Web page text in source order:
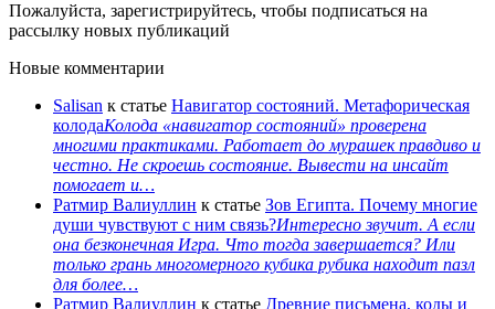
Пожалуйста, зарегистрируйтесь, чтобы подписаться на
рассылку новых публикаций
Новые комментарии
Salisan к статье Навигатор состояний. Метафорическая
колодаКолода «навигатор состояний» проверена
многими практиками. Работает до мурашек правдиво и
честно. Не скроешь состояние. Вывести на инсайт
помогает и…
Ратмир Валиуллин к статье Зов Египта. Почему многие
души чувствуют с ним связь?Интересно звучит. А если
она безконечная Игра. Что тогда завершается? Или
только грань многомерного кубика рубика находит пазл
для более…
Ратмир Валиуллин к статье Древние письмена, коды и